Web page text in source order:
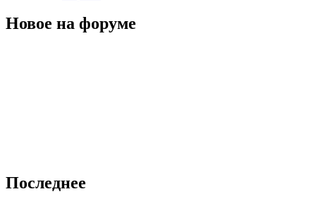
Новое на форуме
Последнее